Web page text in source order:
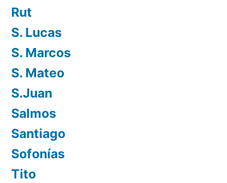
Rut
S. Lucas
S. Marcos
S. Mateo
S.Juan
Salmos
Santiago
Sofonías
Tito